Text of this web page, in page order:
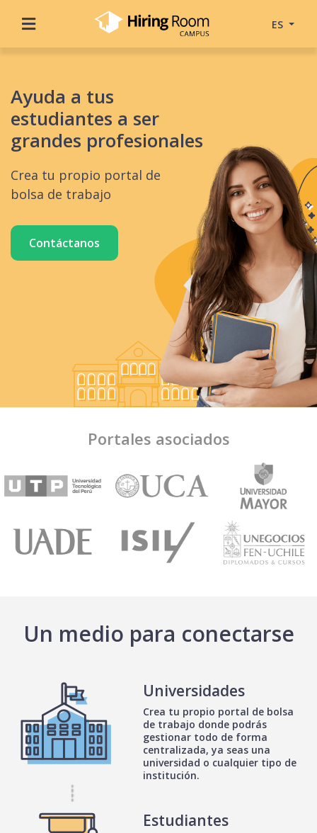
ES
Ayuda a tus
estudiantes a ser
grandes profesionales
Crea tu propio portal de
bolsa de trabajo
Contáctanos
Portales asociados
Un medio para conectarse
Universidades
Crea tu propio portal de bolsa
de trabajo donde podrás
gestionar todo de forma
centralizada, ya seas una
universidad o cualquier tipo de
institución.
Estudiantes